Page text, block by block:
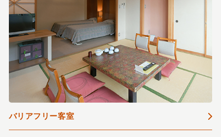
バリアフリー客室